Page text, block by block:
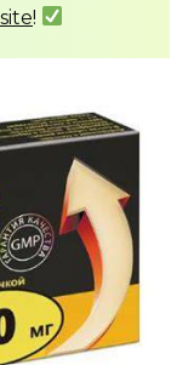
!